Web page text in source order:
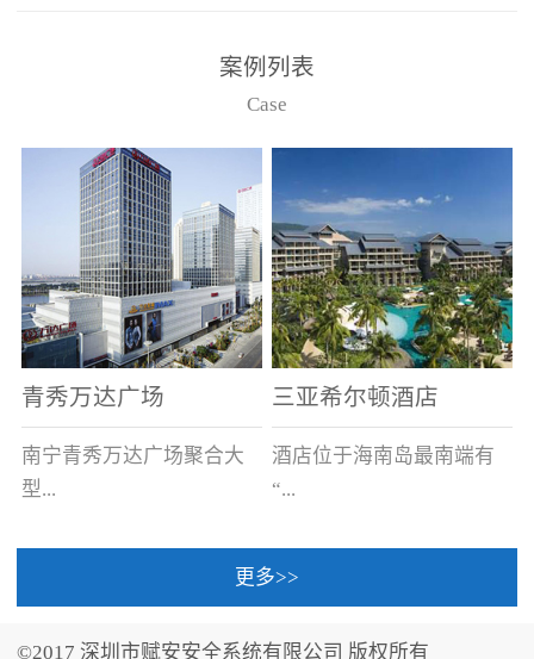
从监控主机上获取，最多
只能接6台，超过的需从现
案例列表
Case
青秀万达广场
南宁青秀万达广场聚合大
型...
三亚希尔顿酒店
酒店位于海南岛最南端有
“...
中国的海岛天堂”之美称的
更多>>
©2017 深圳市赋安安全系统有限公司 版权所有